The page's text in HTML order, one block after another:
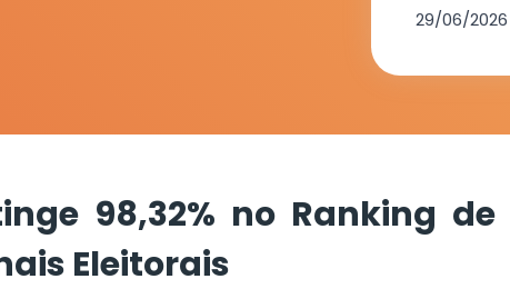
29/06/
98,32% no Ranking
Eleitorais